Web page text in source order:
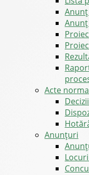
Acte
Anunţuri